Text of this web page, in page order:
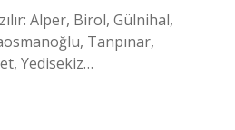
Alper, Birol, Gülnihal,
Tanpınar,
Yedisekiz…